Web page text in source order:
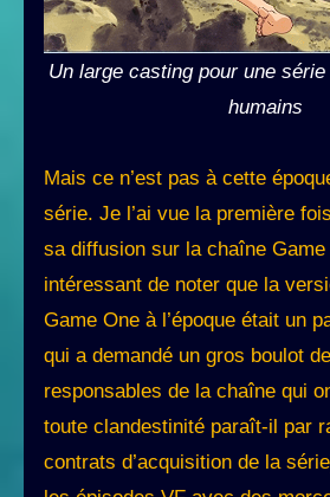
Un large casting pour une
humains
Mais ce n’est pas à cette
série. Je l’ai vue la première
sa diffusion sur la chaîne
intéressant de noter que la
Game One à l’époque était un
qui a demandé un gros boulot
responsables de la chaîne qui
toute clandestinité paraît-il par
contrats d’acquisition de la